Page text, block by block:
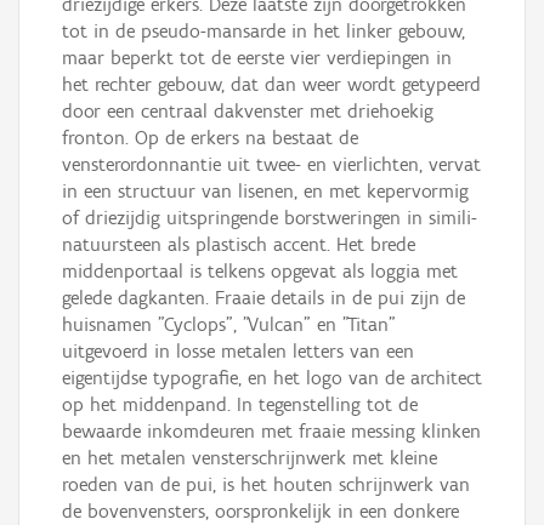
driezijdige erkers. Deze laatste zijn doorgetrokken
tot in de pseudo-mansarde in het linker gebouw,
maar beperkt tot de eerste vier verdiepingen in
het rechter gebouw, dat dan weer wordt getypeerd
door een centraal dakvenster met driehoekig
fronton. Op de erkers na bestaat de
vensterordonnantie uit twee- en vierlichten, vervat
in een structuur van lisenen, en met kepervormig
of driezijdig uitspringende borstweringen in simili-
natuursteen als plastisch accent. Het brede
middenportaal is telkens opgevat als loggia met
gelede dagkanten. Fraaie details in de pui zijn de
huisnamen "Cyclops", "Vulcan" en "Titan"
uitgevoerd in losse metalen letters van een
eigentijdse typografie, en het logo van de architect
op het middenpand. In tegenstelling tot de
bewaarde inkomdeuren met fraaie messing klinken
en het metalen vensterschrijnwerk met kleine
roeden van de pui, is het houten schrijnwerk van
de bovenvensters, oorspronkelijk in een donkere